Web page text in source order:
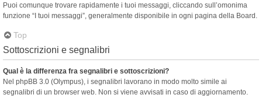
Puoi comunque trovare rapidamente i tuoi messaggi, cliccando sull’omonima
funzione “I tuoi messaggi”, generalmente disponibile in ogni pagina della Board.
Top
Sottoscrizioni e segnalibri
Qual è la differenza fra segnalibri e sottoscrizioni?
Nel phpBB 3.0 (Olympus), i segnalibri lavorano in modo molto simile ai
segnalibri di un browser web. Non si viene avvisati in caso di aggiornamento.